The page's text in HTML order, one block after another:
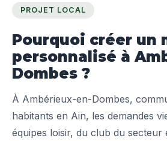
PROJET LOCAL
Pourquoi créer un
personnalisé à
Dombes ?
À Ambérieux-en-Dombes,
habitants en Ain, les demandes
équipes loisir, du club du secteur